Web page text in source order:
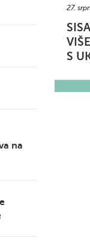
na
27.
S